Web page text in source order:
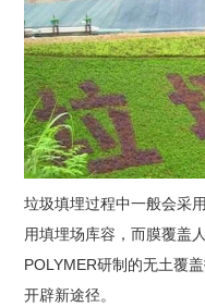
垃圾填埋过程中一般会采
用填埋场库容，而膜覆盖
POLYMER研制的无土覆
开辟新途径。